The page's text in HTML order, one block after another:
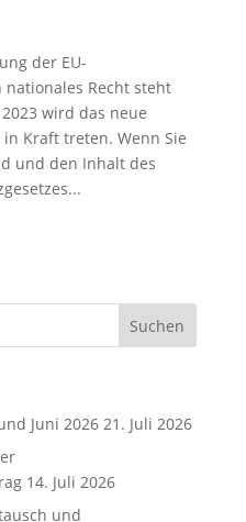
der EU-
Recht steht
wird das neue
Kraft treten. Wenn Sie
und den Inhalt des
Juni 2026 21. Juli 2026
14. Juli 2026
und